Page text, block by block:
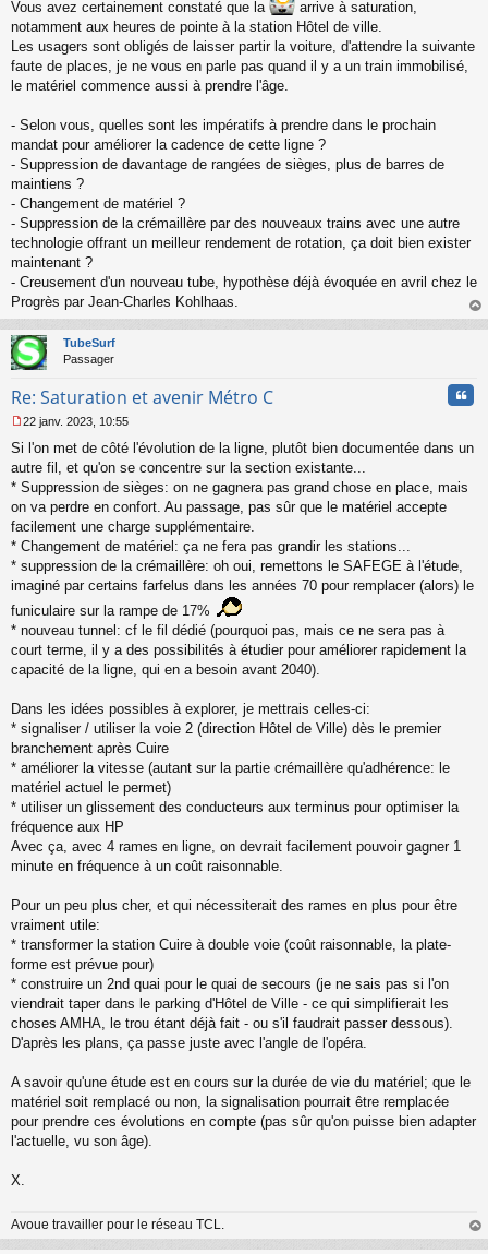
s
s
a
g
n
l
u
Vous avez certainement constaté que la
arrive à saturation,
notamment aux heures de pointe à la station Hôtel de ville.
Les usagers sont obligés de laisser partir la voiture, d'attendre la suivante
faute de places, je ne vous en parle pas quand il y a un train immobilisé,
le matériel commence aussi à prendre l'âge.
- Selon vous, quelles sont les impératifs à prendre dans le prochain
mandat pour améliorer la cadence de cette ligne ?
- Suppression de davantage de rangées de sièges, plus de barres de
maintiens ?
- Changement de matériel ?
- Suppression de la crémaillère par des nouveaux trains avec une autre
technologie offrant un meilleur rendement de rotation, ça doit bien exister
maintenant ?
- Creusement d'un nouveau tube, hypothèse déjà évoquée en avril chez le
Progrès par Jean-Charles Kohlhaas.
au
TubeSurf
Passager
Re: Saturation et avenir Métro C
s
s
g
e
n
o
n
u
22 janv. 2023, 10:55
Si l'on met de côté l'évolution de la ligne, plutôt bien documentée dans un
autre fil, et qu'on se concentre sur la section existante...
* Suppression de sièges: on ne gagnera pas grand chose en place, mais
on va perdre en confort. Au passage, pas sûr que le matériel accepte
facilement une charge supplémentaire.
* Changement de matériel: ça ne fera pas grandir les stations...
* suppression de la crémaillère: oh oui, remettons le SAFEGE à l'étude,
imaginé par certains farfelus dans les années 70 pour remplacer (alors) le
funiculaire sur la rampe de 17%
* nouveau tunnel: cf le fil dédié (pourquoi pas, mais ce ne sera pas à
court terme, il y a des possibilités à étudier pour améliorer rapidement la
capacité de la ligne, qui en a besoin avant 2040).
Dans les idées possibles à explorer, je mettrais celles-ci:
* signaliser / utiliser la voie 2 (direction Hôtel de Ville) dès le premier
branchement après Cuire
* améliorer la vitesse (autant sur la partie crémaillère qu'adhérence: le
matériel actuel le permet)
* utiliser un glissement des conducteurs aux terminus pour optimiser la
fréquence aux HP
Avec ça, avec 4 rames en ligne, on devrait facilement pouvoir gagner 1
minute en fréquence à un coût raisonnable.
Pour un peu plus cher, et qui nécessiterait des rames en plus pour être
vraiment utile:
* transformer la station Cuire à double voie (coût raisonnable, la plate-
forme est prévue pour)
* construire un 2nd quai pour le quai de secours (je ne sais pas si l'on
viendrait taper dans le parking d'Hôtel de Ville - ce qui simplifierait les
choses AMHA, le trou étant déjà fait - ou s'il faudrait passer dessous).
D'après les plans, ça passe juste avec l'angle de l'opéra.
A savoir qu'une étude est en cours sur la durée de vie du matériel; que le
matériel soit remplacé ou non, la signalisation pourrait être remplacée
pour prendre ces évolutions en compte (pas sûr qu'on puisse bien adapter
l'actuelle, vu son âge).
X.
Avoue travailler pour le réseau TCL.
au